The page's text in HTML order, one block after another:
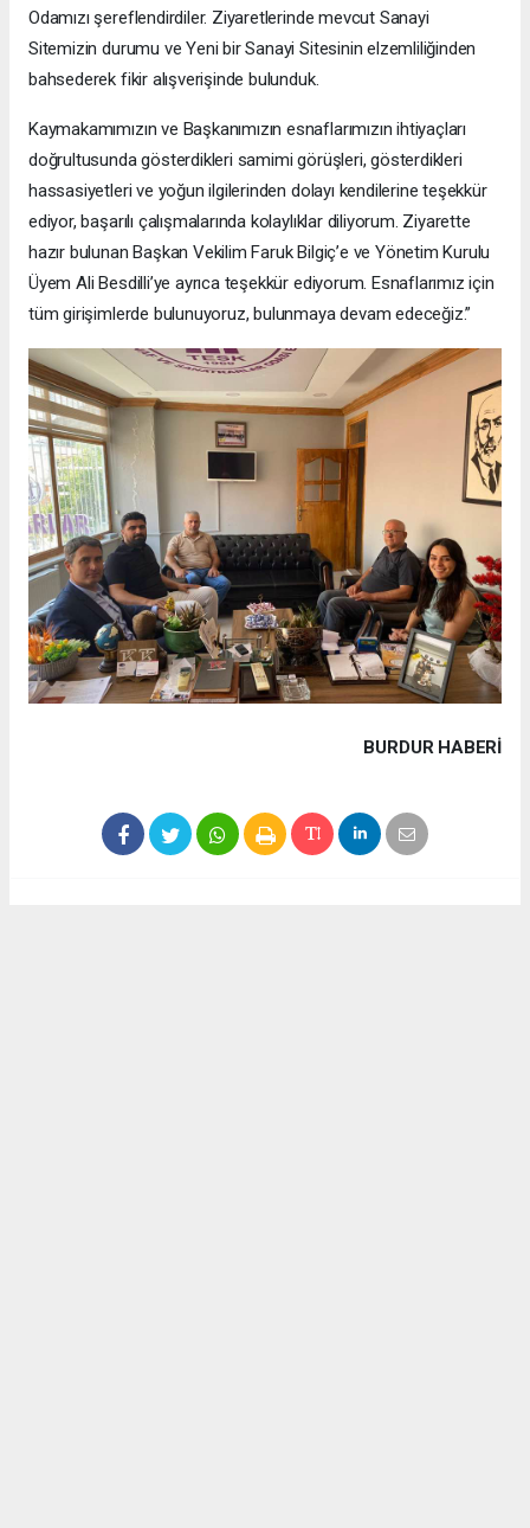
Odamızı şereflendirdiler. Ziyaretlerinde mevcut Sanayi
Sitemizin durumu ve Yeni bir Sanayi Sitesinin elzemliliğinden
bahsederek fikir alışverişinde bulunduk.
Kaymakamımızın ve Başkanımızın esnaflarımızın ihtiyaçları
doğrultusunda gösterdikleri samimi görüşleri, gösterdikleri
hassasiyetleri ve yoğun ilgilerinden dolayı kendilerine teşekkür
ediyor, başarılı çalışmalarında kolaylıklar diliyorum. Ziyarette
hazır bulunan Başkan Vekilim Faruk Bilgiç’e ve Yönetim Kurulu
Üyem Ali Besdilli’ye ayrıca teşekkür ediyorum. Esnaflarımız için
tüm girişimlerde bulunuyoruz, bulunmaya devam edeceğiz.”
BURDUR HABERİ